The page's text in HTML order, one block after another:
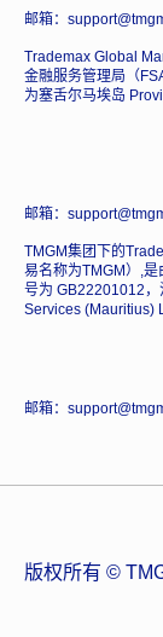
邮箱：
Trademax Global
金融服务管理局（
为塞舌尔马埃岛
邮箱：
TMGM集团下的
易名称为TMGM）,
号为 GB22201012，
Services (Mauritius)
邮箱：
版权所有 ©